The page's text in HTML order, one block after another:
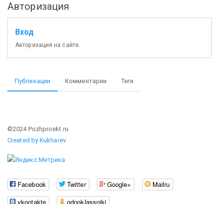
Авторизация
Вход
Авторизация на сайте.
Публикации Комментарии Теги
©2024 Pozhproekt.ru
Created by Kukharev
Facebook Twitter Google+
Mailru
vkontakte
odnoklassniki